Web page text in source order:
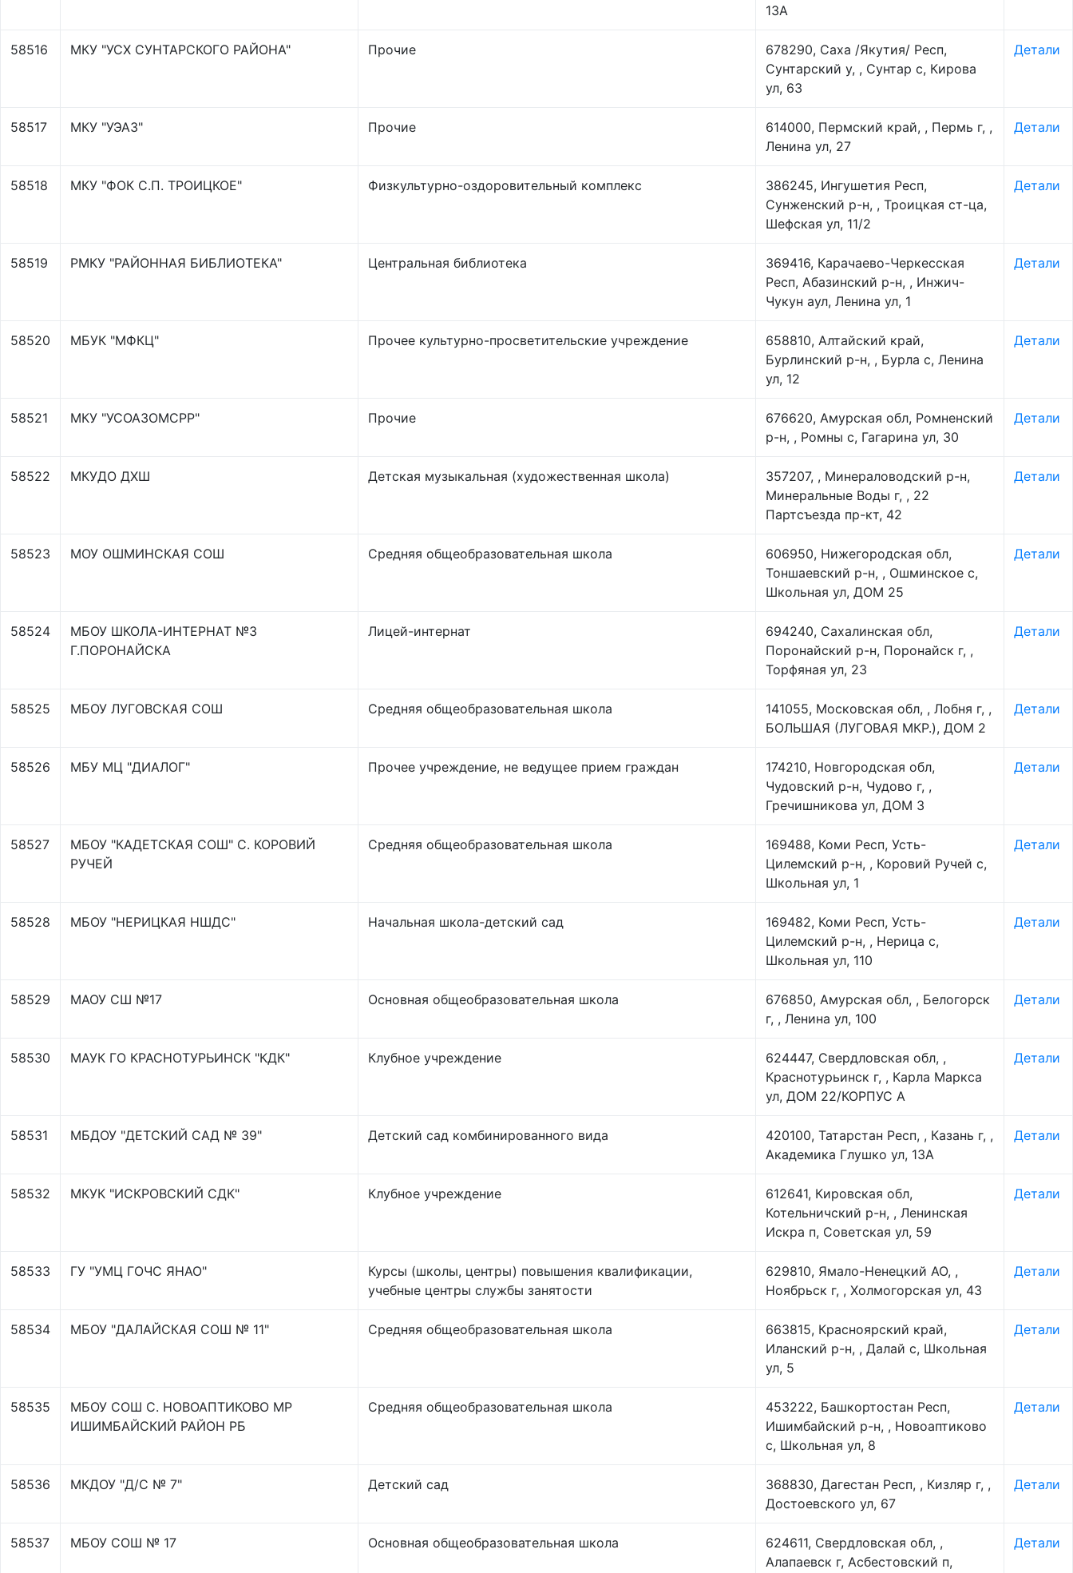
13А
58516 МКУ "УСХ СУНТАРСКОГО РАЙОНА" Прочие
678290, Саха /Якутия/ Респ,
Сунтарский у, , Сунтар с, Кирова
ул, 63
Детали
58517 МКУ "УЭАЗ" Прочие
614000, Пермский край, , Пермь г, ,
Ленина ул, 27
Детали
58518 МКУ "ФОК С.П. ТРОИЦКОЕ" Физкультурно-оздоровительный комплекс
386245, Ингушетия Респ,
Сунженский р-н, , Троицкая ст-ца,
Шефская ул, 11/2
Детали
58519 РМКУ "РАЙОННАЯ БИБЛИОТЕКА" Центральная библиотека
369416, Карачаево-Черкесская
Респ, Абазинский р-н, , Инжич-
Чукун аул, Ленина ул, 1
Детали
58520 МБУК "МФКЦ" Прочее культурно-просветительские учреждение
658810, Алтайский край,
Бурлинский р-н, , Бурла с, Ленина
ул, 12
Детали
58521 МКУ "УСОАЗОМСРР" Прочие
676620, Амурская обл, Ромненский
р-н, , Ромны с, Гагарина ул, 30
Детали
58522 МКУДО ДХШ Детская музыкальная (художественная школа)
357207, , Минераловодский р-н,
Минеральные Воды г, , 22
Партсъезда пр-кт, 42
Детали
58523 МОУ ОШМИНСКАЯ СОШ Средняя общеобразовательная школа
606950, Нижегородская обл,
Тоншаевский р-н, , Ошминское с,
Школьная ул, ДОМ 25
Детали
58524
МБОУ ШКОЛА-ИНТЕРНАТ №3
Г.ПОРОНАЙСКА
Лицей-интернат
694240, Сахалинская обл,
Поронайский р-н, Поронайск г, ,
Торфяная ул, 23
Детали
58525 МБОУ ЛУГОВСКАЯ СОШ Средняя общеобразовательная школа
141055, Московская обл, , Лобня г, ,
БОЛЬШАЯ (ЛУГОВАЯ МКР.), ДОМ 2
Детали
58526 МБУ МЦ "ДИАЛОГ" Прочее учреждение, не ведущее прием граждан
174210, Новгородская обл,
Чудовский р-н, Чудово г, ,
Гречишникова ул, ДОМ 3
Детали
58527
МБОУ "КАДЕТСКАЯ СОШ" С. КОРОВИЙ
РУЧЕЙ
Средняя общеобразовательная школа
169488, Коми Респ, Усть-
Цилемский р-н, , Коровий Ручей с,
Школьная ул, 1
Детали
58528 МБОУ "НЕРИЦКАЯ НШДС" Начальная школа-детский сад
169482, Коми Респ, Усть-
Цилемский р-н, , Нерица с,
Школьная ул, 110
Детали
58529 МАОУ СШ №17 Основная общеобразовательная школа
676850, Амурская обл, , Белогорск
г, , Ленина ул, 100
Детали
58530 МАУК ГО КРАСНОТУРЬИНСК "КДК" Клубное учреждение
624447, Свердловская обл, ,
Краснотурьинск г, , Карла Маркса
ул, ДОМ 22/КОРПУС А
Детали
58531 МБДОУ "ДЕТСКИЙ САД № 39" Детский сад комбинированного вида
420100, Татарстан Респ, , Казань г, ,
Академика Глушко ул, 13А
Детали
58532 МКУК "ИСКРОВСКИЙ СДК" Клубное учреждение
612641, Кировская обл,
Котельничский р-н, , Ленинская
Искра п, Советская ул, 59
Детали
58533 ГУ "УМЦ ГОЧС ЯНАО"
Курсы (школы, центры) повышения квалификации,
учебные центры службы занятости
629810, Ямало-Ненецкий АО, ,
Ноябрьск г, , Холмогорская ул, 43
Детали
58534 МБОУ "ДАЛАЙСКАЯ СОШ № 11" Средняя общеобразовательная школа
663815, Красноярский край,
Иланский р-н, , Далай с, Школьная
ул, 5
Детали
58535
МБОУ СОШ С. НОВОАПТИКОВО МР
ИШИМБАЙСКИЙ РАЙОН РБ
Средняя общеобразовательная школа
453222, Башкортостан Респ,
Ишимбайский р-н, , Новоаптиково
с, Школьная ул, 8
Детали
58536 МКДОУ "Д/С № 7" Детский сад
368830, Дагестан Респ, , Кизляр г, ,
Достоевского ул, 67
Детали
58537 МБОУ СОШ № 17 Основная общеобразовательная школа
624611, Свердловская обл, ,
Алапаевск г, Асбестовский п,
Детали